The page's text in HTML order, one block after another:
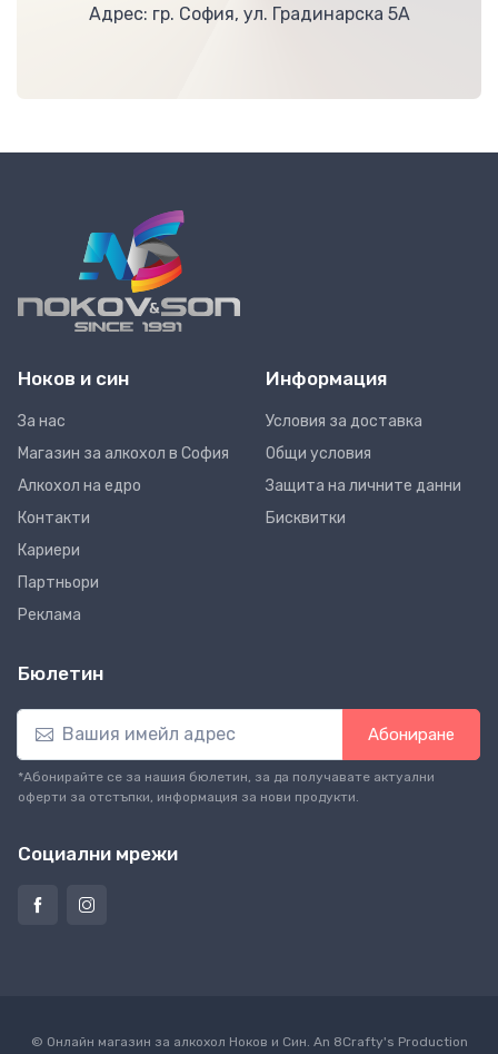
Адрес: гр. София, ул. Градинарска 5А
Ноков и син
За нас
Магазин за алкохол в София
Алкохол на едро
Контакти
Кариери
Партньори
Реклама
Информация
Условия за доставка
Общи условия
Защита на личните данни
Бисквитки
Бюлетин
Абониране
*Абонирайте се за нашия бюлетин, за да получавате актуални
оферти за отстъпки, информация за нови продукти.
Социални мрежи
© Онлайн магазин за алкохол Ноков и Син. An 8Crafty's Production